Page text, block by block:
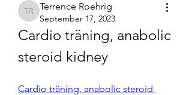
Terrence Roehrig
Terrence Roehrig
September 17, 2023
Cardio träning, anabolic
steroid kidney
Cardio träning, anabolic steroid